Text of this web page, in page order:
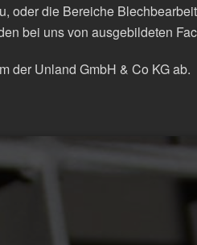
oder die Bereiche
bei uns von ausgebildeten
der Unland GmbH & Co KG ab.